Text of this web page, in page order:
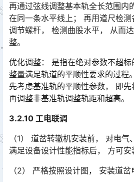
再通过弦线调整基本轨全长范围内
在同一条水平线上； 再用道尺检
调节螺杆， 检测曲股水平， 从而
整。󠅅󠅃󠄵󠅂󠄪󠇖󠆨󠆨󠇕󠆞󠆒󠅬󠇘󠆭󠆘󠇙󠆝󠅵󠇗󠆭󠆁󠄐󠇗󠅹󠅸󠇖󠆍󠅳󠇖󠅹󠅰󠇖󠆌󠅹
优化调整： 是指在绝对参数不超
整量满足轨道的平顺性要求的过程
先考虑基准轨的平顺性参数， 即先
再调整非基准轨调整轨距和超高。󠅅󠅃󠄵󠅂󠄪󠇖󠆨󠆨󠇕󠆞󠆒󠅬󠇘󠆭󠆘󠇙󠆝󠅵󠇗󠆭󠆁󠄐󠇗󠅹󠅸󠇖󠆍󠅳󠇖󠅹󠅰󠇖󠆌󠅹
3.2.10 工电联调
（1） 道岔转辙机安装前， 对电气
满足设备设计性能指标后， 方可安
（2） 严格按照设计图， 安装道岔